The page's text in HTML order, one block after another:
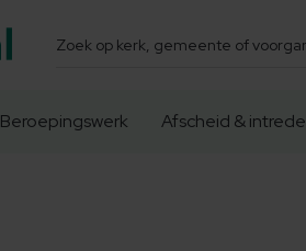
Zoeken
Beroepingswerk Afscheid & intrede